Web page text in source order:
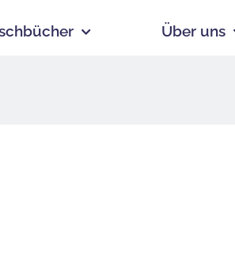
Über uns